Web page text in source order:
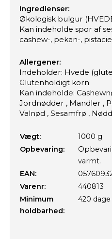
Ingredienser:
Økologisk bulgur
Kan indeholde spor af
cashew-, pekan-,
Allergener:
Indeholder: Hvede
Glutenholdigt korn
Kan indeholde:
Jordnødder , Mandler ,
Valnød , Sesamfrø ,
Vægt:
1000 g
Opbevaring:
varmt.
EAN:
Varenr:
440813
Minimum
holdbarhed:
420